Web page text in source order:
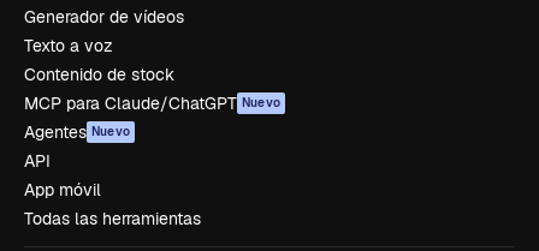
Generador de vídeos
Texto a voz
Contenido de stock
MCP para Claude/ChatGPT Nuevo
Agentes Nuevo
API
App móvil
Todas las herramientas